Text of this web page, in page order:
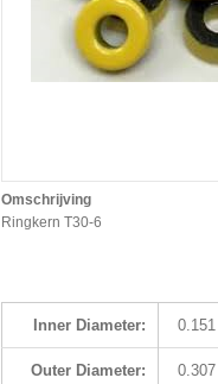
Omschrijving
Ringkern T30-6
Inner Diameter: 0.151
Outer Diameter: 0.307